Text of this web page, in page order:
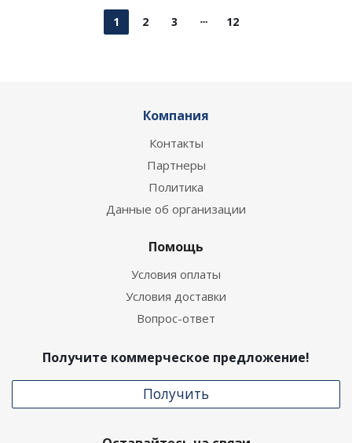
1 2 3 12
Компания
Контакты
Партнеры
Политика
Данные об организации
Помощь
Условия оплаты
Условия доставки
Вопрос-ответ
Получите коммерческое предложение!
Получить